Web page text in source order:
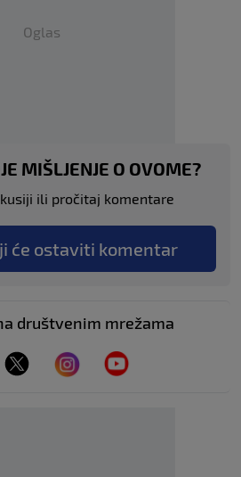
Oglas
MIŠLJENJE O OVOME?
ili pročitaj komentare
će ostaviti komentar
društvenim mrežama